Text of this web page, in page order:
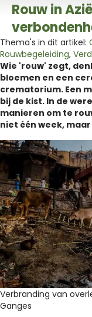
Rouw in
Thema's in dit artikel:
Rouwbegeleiding,
Wie 'rouw' zegt,
bloemen en een
crematorium. Een
bij de kist. In de
manieren om te
niet één week,
Verbranding van
Ganges